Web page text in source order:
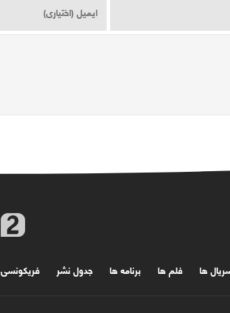
ها فلم ها برنامه ها جدول نشر فریکونسی